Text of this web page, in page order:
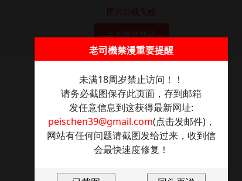
图片加载失败
老司機禁漫重要提醒
未满18周岁禁止访问！！
请务必截图保存此页面，存到邮箱
发任意信息到这获得最新网址:
peischen39@gmail.com(点击发邮件)，
网站有任何问题请截图发给过来，收到信
会最快速度修复！